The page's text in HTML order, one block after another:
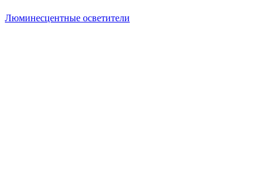
Люминесцентные осветители